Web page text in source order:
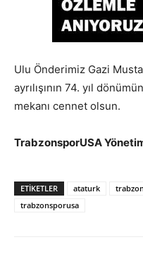
Ulu Önderimiz Gazi
ayrılışının 74. yıl
mekanı cennet olsun.
TrabzonsporUSA
ETIKETLER ataturk
trabzonsporusa